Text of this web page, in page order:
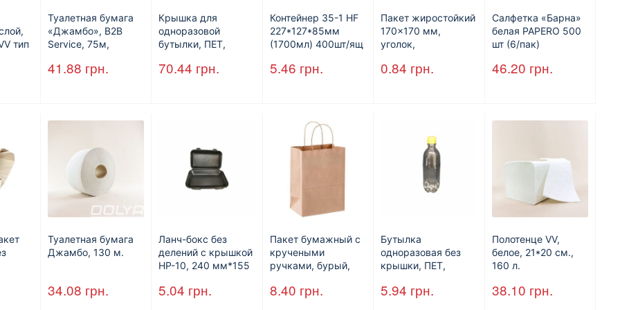
тип
Туалетная бумага
«Джамбо», B2B
Service, 75м,
двухслойная
41.88 грн.
Крышка для
одноразовой
бутылки, ПЕТ,
70.44 грн.
Контейнер 35-1 HF
227*127*85мм
(1700мл) 400шт/ящ
5.46 грн.
Пакет жиростойкий
170×170 мм,
уголок,
0.84 грн.
Салфетка «Барна»
белая PAPERO 500
шт (6/пак)
46.20 грн.
ящ)
Туалетная бумага
Джамбо, 130 м.
34.08 грн.
Ланч-бокс без
делений с крышкой
HP-10, 240 мм*155
1300 мл,
5.04 грн.
Пакет бумажный с
кручеными
ручками, бурый,
мм*140 мм.
8.40 грн.
Бутылка
одноразовая без
крышки, ПЕТ,
мм.
5.94 грн.
Полотенце VV,
белое, 21*20 см.,
160 л.
38.10 грн.